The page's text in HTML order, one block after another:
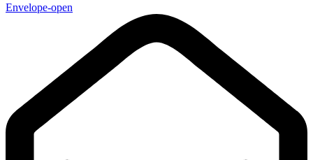
Envelope-open